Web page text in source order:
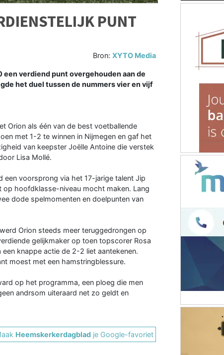
PUNT
Bron:XYTO Media
een verdiend punt overgehouden aan de
het duel tussen de nummers vier en vijf
Orion als één van de best voetballende
met 1-2 te winnen in Nijmegen en gaf het
van keepster Joëlle Antoine die verstek
Lisa Mollé.
een voorsprong via het 17-jarige talent Jip
op hoofdklasse-niveau mocht maken. Lang
dode spelmomenten en doelpunten van
Orion steeds meer teruggedrongen op
gelijkmaker op toen topscorer Rosa
knappe actie de 2-2 liet aantekenen.
moest met een hamstringblessure.
op het programma, een ploeg die men
andrsom uiteraard net zo geldt en
Heemskerkerdagblad je Google-favoriet